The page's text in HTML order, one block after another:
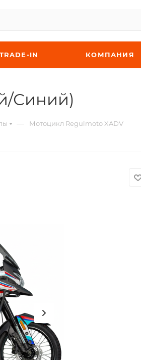
TRADE-IN КОМПАНИЯ
Синий)
— Мотоцикл Regulmoto XADV